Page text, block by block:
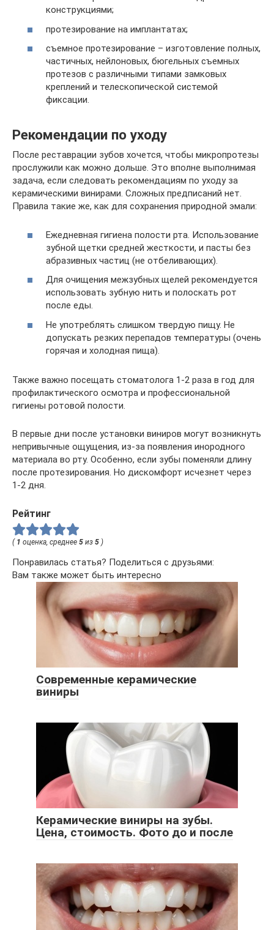
конструкциями;
протезирование на имплантатах;
съемное протезирование – изготовление полных,
частичных, нейлоновых, бюгельных съемных
протезов с различными типами замковых
креплений и телескопической системой
фиксации.
Рекомендации по уходу
После реставрации зубов хочется, чтобы микропротезы
прослужили как можно дольше. Это вполне выполнимая
задача, если следовать рекомендациям по уходу за
керамическими винирами. Сложных предписаний нет.
Правила такие же, как для сохранения природной эмали:
Ежедневная гигиена полости рта. Использование
зубной щетки средней жесткости, и пасты без
абразивных частиц (не отбеливающих).
Для очищения межзубных щелей рекомендуется
использовать зубную нить и полоскать рот
после еды.
Не употреблять слишком твердую пищу. Не
допускать резких перепадов температуры (очень
горячая и холодная пища).
Также важно посещать стоматолога 1-2 раза в год для
профилактического осмотра и профессиональной
гигиены ротовой полости.
В первые дни после установки виниров могут возникнуть
непривычные ощущения, из-за появления инородного
материала во рту. Особенно, если зубы поменяли длину
после протезирования. Но дискомфорт исчезнет через
1-2 дня.
Рейтинг
( 1 оценка, среднее 5 из 5 )
Понравилась статья? Поделиться с друзьями:
Вам также может быть интересно
Современные керамические
виниры
Керамические виниры на зубы.
Цена, стоимость. Фото до и после